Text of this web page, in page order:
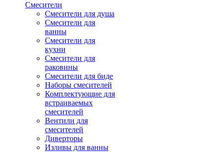
Смесители
Смесители для душа
Смесители для
ванны
Смесители для
кухни
Смесители для
раковины
Смесители для биде
Наборы смесителей
Комплектующие для
встраиваемых
смесителей
Вентили для
смесителей
Диверторы
Изливы для ванны